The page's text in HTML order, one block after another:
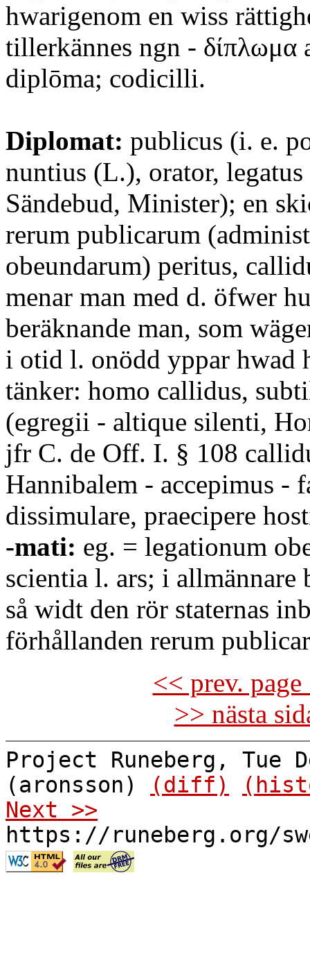
hwarigenom en wiss
tillerkännes ngn -
diplōma; codicilli.
Diplomat: publicus (i. e.
nuntius (L.), orator,
Sändebud, Minister); en
rerum publicarum
obeundarum) peritus,
menar man med d. öfwer
beräknande man, som
i otid l. onödd yppar hwad
tänker: homo callidus,
(egregii - altique silenti,
jfr C. de Off. I. § 108
Hannibalem - accepimus -
dissimulare, praecipere
-mati: eg. = legationum
scientia l. ars; i allmännare
så widt den rör staternas
förhållanden rerum
<< prev.
>> nästa
Project Runeberg, Tue
(aronsson)
(diff)
Next >>
https://runeberg.org/